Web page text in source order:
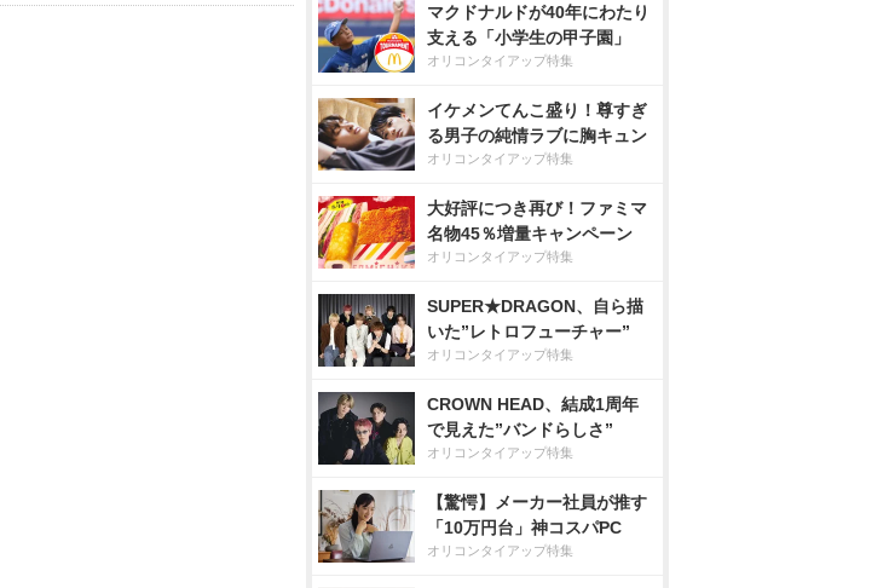
マクドナルドが40年にわたり
支える「小学生の甲子園」
オリコンタイアップ特集
イケメンてんこ盛り！尊すぎ
る男子の純情ラブに胸キュン
オリコンタイアップ特集
大好評につき再び！ファミマ
名物45％増量キャンペーン
オリコンタイアップ特集
SUPER★DRAGON、自ら描
いた”レトロフューチャー”
オリコンタイアップ特集
CROWN HEAD、結成1周年
で見えた”バンドらしさ”
オリコンタイアップ特集
【驚愕】メーカー社員が推す
「10万円台」神コスパPC
オリコンタイアップ特集